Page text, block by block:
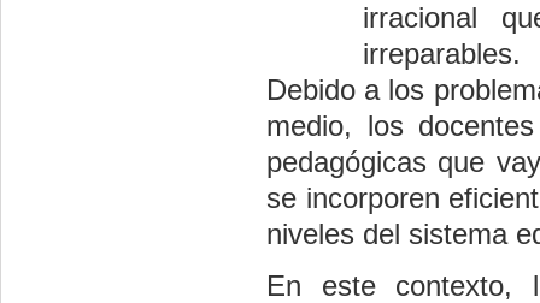
irracional
irreparables.
Debido a los
medio, los
pedagógicas que
se incorporen
niveles del sistema
En este contexto,